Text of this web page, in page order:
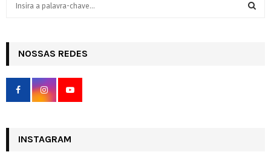
h
f
r
NOSSAS REDES
INSTAGRAM